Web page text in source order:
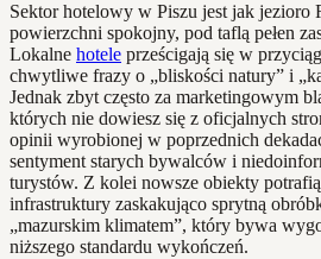
Sektor hotelowy w Piszu jest jak
powierzchni spokojny, pod taflą pełen
Lokalne hotele prześcigają się w
chwytliwe frazy o „bliskości natury” i
Jednak zbyt często za marketingowym
których nie dowiesz się z oficjalnych
opinii wyrobionej w poprzednich
sentyment starych bywalców i
turystów. Z kolei nowsze obiekty
infrastruktury zaskakująco sprytną
„mazurskim klimatem”, który bywa
niższego standardu wykończeń.